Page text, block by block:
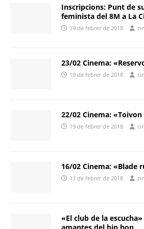
Inscripcions: Punt de
feminista del 8M a La
19 de febrer de 2018
23/02 Cinema:
19 de febrer de 2018
22/02 Cinema:
19 de febrer de 2018
16/02 Cinema: «Blade
13 de febrer de 2018
«El club de la